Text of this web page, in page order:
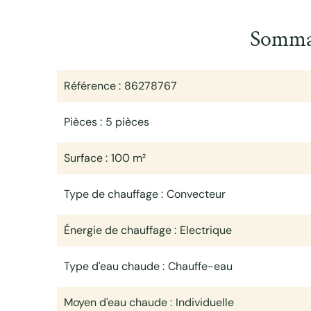
Référence 86278767
Pièces 5 pièces
Surface 100 m²
Type de chauffage Convecteur
Énergie de chauffage Electrique
Type d'eau chaude Chauffe-eau
Moyen d'eau chaude Individuelle